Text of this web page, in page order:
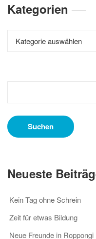
Kategorien
Neueste
Kein Tag ohne Schrein
Zeit für etwas Bildung
Neue Freunde in Roppongi